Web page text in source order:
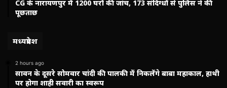
CG के नारायणपुर में 1200 घरों की जांच, 173 संदिग्धों से पुलिस ने की
पूछताछ
मध्यप्रदेश
2 hours ago
सावन के दूसरे सोमवार चांदी की पालकी में निकलेंगे बाबा महाकाल, हाथी
पर होगा शाही सवारी का स्वरूप